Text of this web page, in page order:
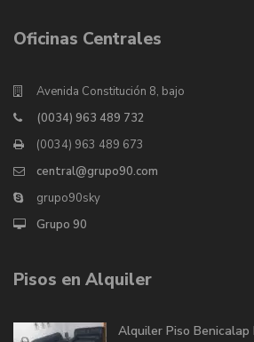
Oficinas Centrales
Avenida Constitución 8, bajo
(0034) 963 489 732
(0034) 963 489 673
central@grupo90.com
grupo90sky
Grupo 90
Pisos en Alquiler
Alquiler Piso Benicalap